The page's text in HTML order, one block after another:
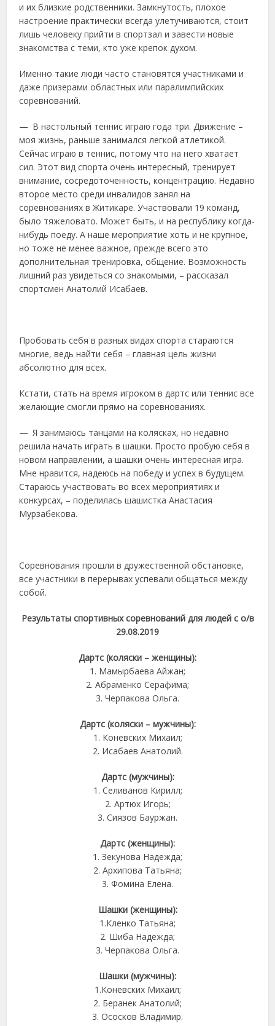
и их близкие родственники. Замкнутость, плохое
настроение практически всегда улетучиваются, стоит
лишь человеку прийти в спортзал и завести новые
знакомства с теми, кто уже крепок духом.
Именно такие люди часто становятся участниками и
даже призерами областных или паралимпийских
соревнований.
— В настольный теннис играю года три. Движение –
моя жизнь, раньше занимался легкой атлетикой.
Сейчас играю в теннис, потому что на него хватает
сил. Этот вид спорта очень интересный, тренирует
внимание, сосредоточенность, концентрацию. Недавно
второе место среди инвалидов занял на
соревнованиях в Житикаре. Участвовали 19 команд,
было тяжеловато. Может быть, и на республику когда-
нибудь поеду. А наше мероприятие хоть и не крупное,
но тоже не менее важное, прежде всего это
дополнительная тренировка, общение. Возможность
лишний раз увидеться со знакомыми, – рассказал
спортсмен Анатолий Исабаев.
Пробовать себя в разных видах спорта стараются
многие, ведь найти себя – главная цель жизни
абсолютно для всех.
Кстати, стать на время игроком в дартс или теннис все
желающие смогли прямо на соревнованиях.
— Я занимаюсь танцами на колясках, но недавно
решила начать играть в шашки. Просто пробую себя в
новом направлении, а шашки очень интересная игра.
Мне нравится, надеюсь на победу и успех в будущем.
Стараюсь участвовать во всех мероприятиях и
конкурсах, – поделилась шашистка Анастасия
Мурзабекова.
Соревнования прошли в дружественной обстановке,
все участники в перерывах успевали общаться между
собой.
Результаты спортивных соревнований для людей с о/в
29.08.2019
Дартс (коляски – женщины):
1. Мамырбаева Айжан;
2. Абраменко Серафима;
3. Черпакова Ольга.
Дартс (коляски – мужчины):
1. Коневских Михаил;
2. Исабаев Анатолий.
Дартс (мужчины):
1. Селиванов Кирилл;
2. Артюх Игорь;
3. Сиязов Бауржан.
Дартс (женщины):
1. Зекунова Надежда;
2. Архипова Татьяна;
3. Фомина Елена.
Шашки (женщины):
1.Кленко Татьяна;
2. Шиба Надежда;
3. Черпакова Ольга.
Шашки (мужчины):
1.Коневских Михаил;
2. Беранек Анатолий;
3. Ососков Владимир.